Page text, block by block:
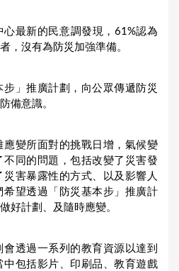
最新的民意調發現，61%認為
，沒有為防災加強準備。
」推廣計劃，向公眾傳遞防災
備意識。
變所面對的挑戰日增，氣候變
同的問題，包括改變了災害發
害暴露性的方式、以及影響人
望透過「防災基本步」推廣計
好計劃、及隨時應變。
會透過一系列的教育資源以達到
包括影片、印刷品、教育遊戲